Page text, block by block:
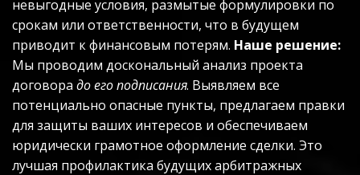
невыгодные условия, размытые формулировки по
срокам или ответственности, что в будущем
приводит к финансовым потерям. Наше решение:
Мы проводим доскональный анализ проекта
договора до его подписания. Выявляем все
потенциально опасные пункты, предлагаем правки
для защиты ваших интересов и обеспечиваем
юридически грамотное оформление сделки. Это
лучшая профилактика будущих арбитражных